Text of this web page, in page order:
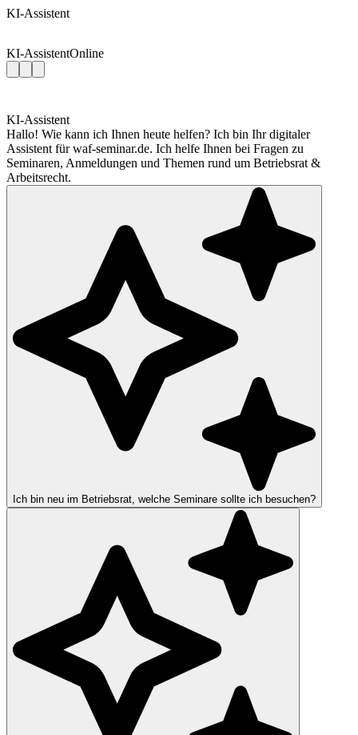
KI-Assistent
KI-AssistentOnline
KI-Assistent
Hallo! Wie kann ich Ihnen heute helfen? Ich bin Ihr digitaler
Assistent für waf-seminar.de. Ich helfe Ihnen bei Fragen zu
Seminaren, Anmeldungen und Themen rund um Betriebsrat &
Arbeitsrecht.
Ich bin neu im Betriebsrat, welche Seminare sollte ich besuchen?